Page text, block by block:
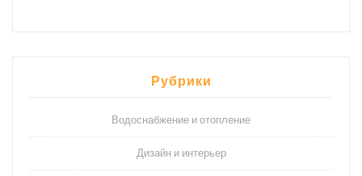
Рубрики
Водоснабжение и отопление
Дизайн и интерьер